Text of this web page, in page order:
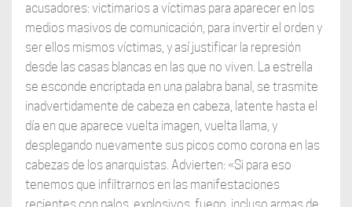
acusadores: victimarios a víctimas para aparecer en los
medios masivos de comunicación, para invertir el orden y
ser ellos mismos víctimas, y así justificar la represión
desde las casas blancas en las que no viven. La estrella
se esconde encriptada en una palabra banal, se trasmite
inadvertidamente de cabeza en cabeza, latente hasta el
día en que aparece vuelta imagen, vuelta llama, y
desplegando nuevamente sus picos como corona en las
cabezas de los anarquistas. Advierten: «Si para eso
tenemos que infiltrarnos en las manifestaciones